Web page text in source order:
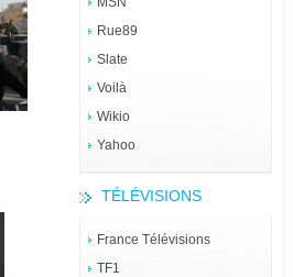
Rue89
Slate
Voilà
Wikio
Yahoo
TÉLÉVISIONS
France Télévisions
TF1